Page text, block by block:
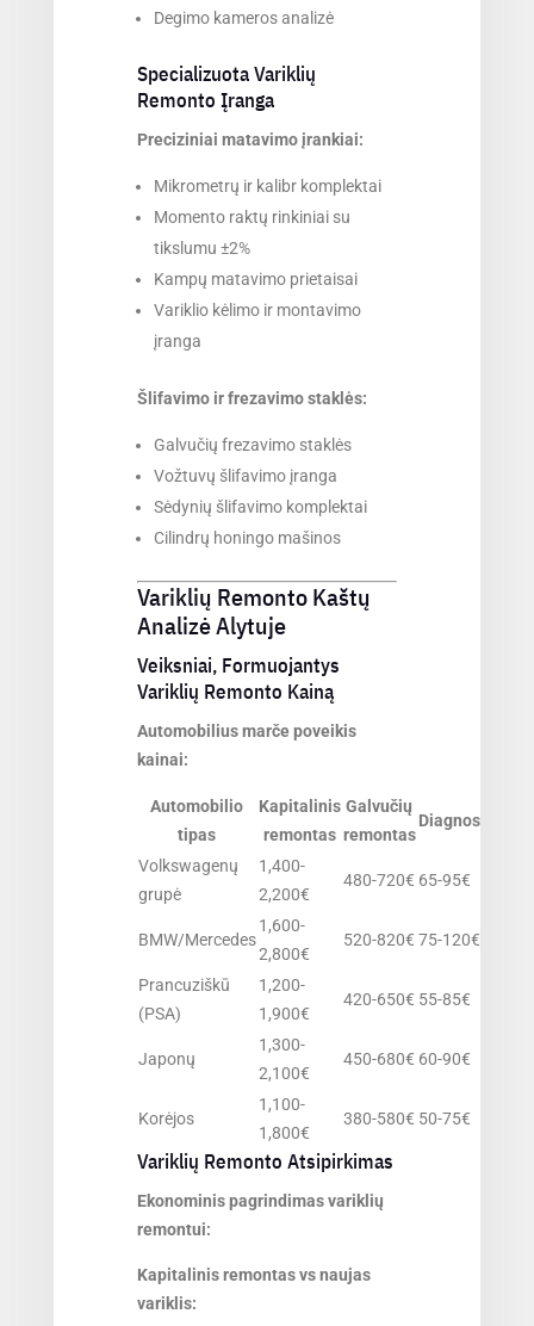
Degimo kameros analizė
Specializuota Variklių
Remonto Įranga
Preciziniai matavimo įrankiai:
Mikrometrų ir kalibr komplektai
Momento raktų rinkiniai su
tikslumu ±2%
Kampų matavimo prietaisai
Variklio kėlimo ir montavimo
įranga
Šlifavimo ir frezavimo staklės:
Galvučių frezavimo staklės
Vožtuvų šlifavimo įranga
Sėdynių šlifavimo komplektai
Cilindrų honingo mašinos
Variklių Remonto Kaštų
Analizė Alytuje
Veiksniai, Formuojantys
Variklių Remonto Kainą
Automobilius marče poveikis
kainai:
Automobilio
tipas
Kapitalinis
remontas
Galvučių
remontas
Diagnostika
Volkswagenų
grupė
1,400-
2,200€
480-720€ 65-95€
BMW/Mercedes
1,600-
2,800€
520-820€ 75-120€
Prancuziškū
(PSA)
1,200-
1,900€
420-650€ 55-85€
Japonų
1,300-
2,100€
450-680€ 60-90€
Korėjos
1,100-
1,800€
380-580€ 50-75€
Variklių Remonto Atsipirkimas
Ekonominis pagrindimas variklių
remontui:
Kapitalinis remontas vs naujas
variklis: